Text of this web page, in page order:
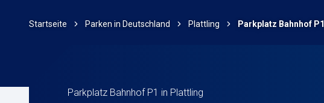
Startseite Parken in Deutschland Plattling Parkplatz Bahnhof P1
Parkplatz Bahnhof P1 in Plattling